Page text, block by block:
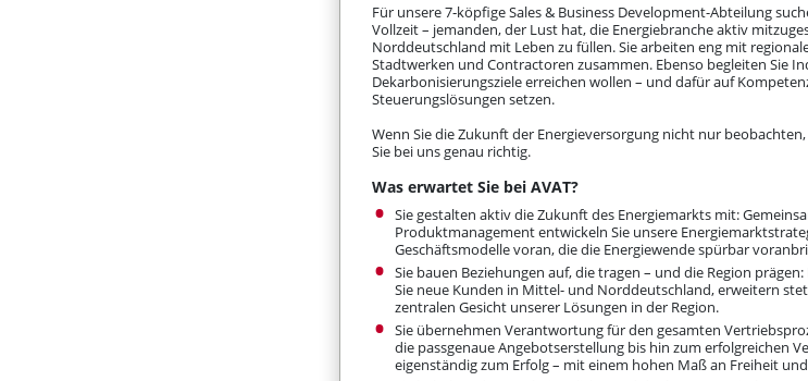
Für unsere 7‑köpfige Sales & Business Development-Abteilung
Vollzeit – jemanden, der Lust hat, die Energiebranche aktiv
Norddeutschland mit Leben zu füllen. Sie arbeiten eng mit
Stadtwerken und Contractoren zusammen. Ebenso begleiten Sie
Dekarbonisierungsziele erreichen wollen – und dafür auf
Steuerungslösungen setzen.
Wenn Sie die Zukunft der Energieversorgung nicht nur
Sie bei uns genau richtig.
Was erwartet Sie bei AVAT?
Sie gestalten aktiv die Zukunft des Energiemarkts mit:
Produktmanagement entwickeln Sie unsere
Geschäftsmodelle voran, die die Energiewende spürbar
Sie bauen Beziehungen auf, die tragen – und die Region
Sie neue Kunden in Mittel- und Norddeutschland, erweitern
zentralen Gesicht unserer Lösungen in der Region.
Sie übernehmen Verantwortung für den gesamten
die passgenaue Angebotserstellung bis hin zum erfolgreichen
eigenständig zum Erfolg – mit einem hohen Maß an Freiheit